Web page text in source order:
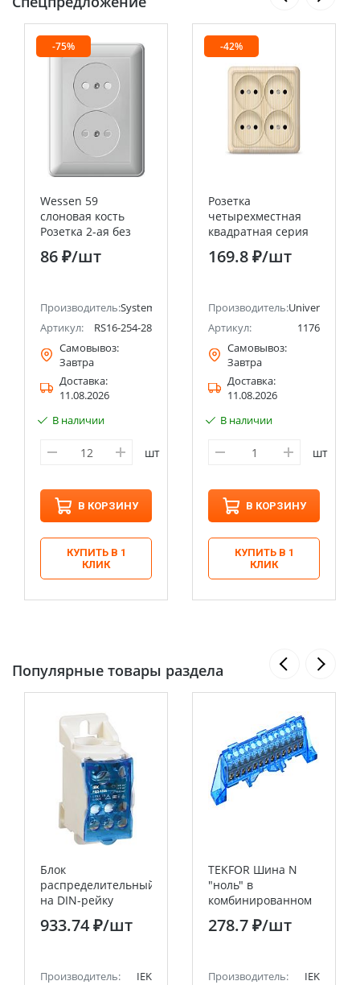
(ранее Schneider Electric)
-75%
Wessen 59
слоновая кость
Розетка 2-ая без
заземления со
шторками, (в сборе
Electric)
86 ₽/шт
Производитель:Systeme Electric (ранее Schneider Electric)
Артикул:
RS16-254-28
Самовывоз:
Завтра
Доставка:
11.08.2026
В наличии
шт
В КОРЗИНУ
КУПИТЬ В 1
КЛИК
-42%
Розетка
четырехместная
квадратная серия
"Олимп" б/з, о/у,
16А, 220В, сосна
169.8 ₽/шт
Производитель:Universal
Артикул:
1176
Самовывоз:
Завтра
Доставка:
11.08.2026
В наличии
шт
В КОРЗИНУ
КУПИТЬ В 1
КЛИК
Популярные товары раздела
Блок
распределительный
на DIN-рейку
РБД-125А IEK
933.74 ₽/шт
Производитель: IEK
TEKFOR Шина N
"ноль" в
комбинированном
DIN-изоляторе
"Стойка" 6х9-15-С
278.7 ₽/шт
Производитель: IEK